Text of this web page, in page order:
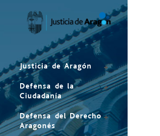
Justicia de Aragón
Defensa de la
Ciudadanía
Defensa del Derecho
Aragonés